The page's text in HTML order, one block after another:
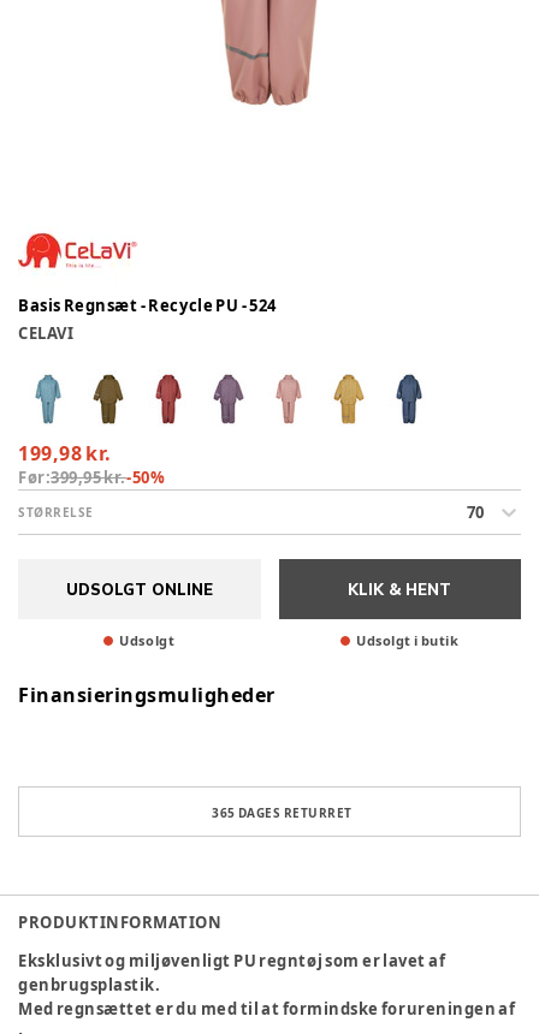
Basis Regnsæt - Recycle PU - 524
CELAVI
199,98 kr.
Før:399,95 kr.-50%
STØRRELSE 70
UDSOLGT ONLINE
Udsolgt
KLIK & HENT
Udsolgt i butik
Finansieringsmuligheder
365 DAGES RETURRET
PRODUKTINFORMATION
Eksklusivt og miljøvenligt PU regntøj som er lavet af
genbrugsplastik.
Med regnsættet er du med til at formindske forureningen af